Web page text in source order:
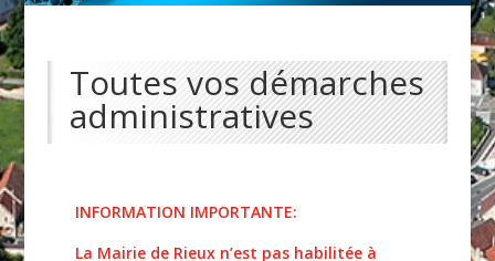
Toutes vos démarches
administratives
INFORMATION IMPORTANTE:
La Mairie de Rieux n’est pas habilitée à